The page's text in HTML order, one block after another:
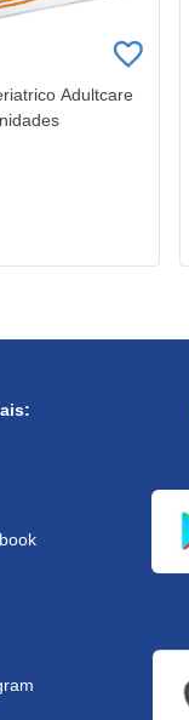
Adultcare